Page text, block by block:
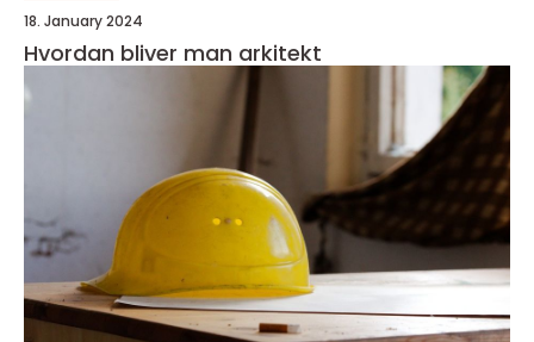
18. January 2024
Hvordan bliver man arkitekt